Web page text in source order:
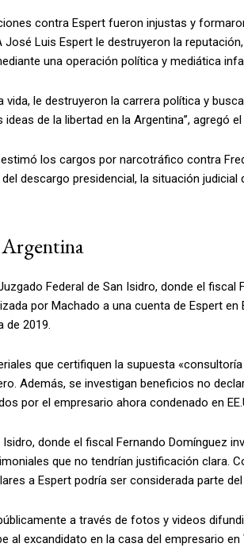
contra Espert fueron injustas y
Luis Espert le destruyeron la
una operación política y mediática
vida, le destruyeron la carrera política y
de la libertad en la Argentina”, agregó
los cargos por narcotráfico contra
descargo presidencial, la situación judicial
Argentina
Federal de San Isidro, donde el fiscal
por Machado a una cuenta de Espert en
de 2019.
que certifiquen la supuesta «consultoría
Además, se investigan beneficios no
por el empresario ahora condenado en
donde el fiscal Fernando Domínguez
que no tendrían justificación clara.
a Espert podría ser considerada parte
a través de fotos y videos
al excandidato en la casa del empresario